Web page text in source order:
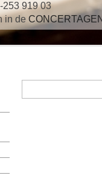
253 919 03
in de